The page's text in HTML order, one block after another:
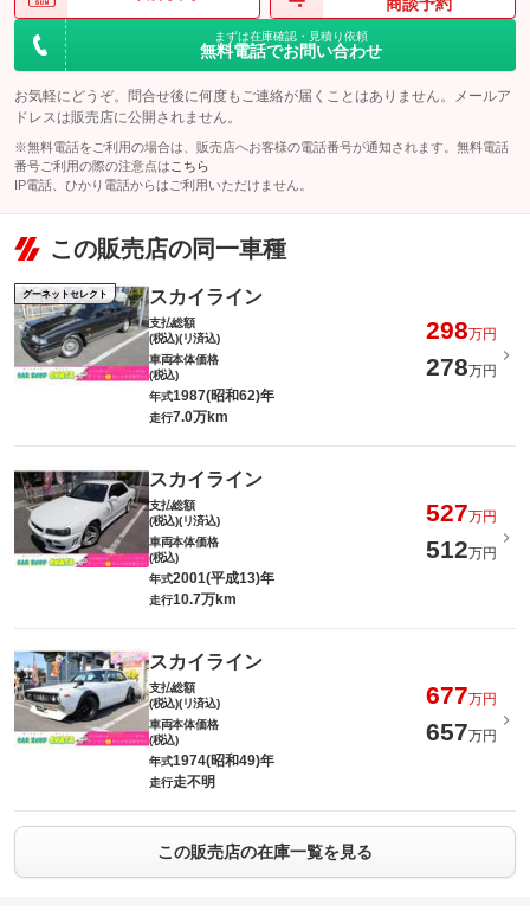
まずは在庫確認・見積り依頼
無料電話でお問い合わせ
お気軽にどうぞ。問合せ後に何度もご連絡が届くことはありません。メールア
ドレスは販売店に公開されません。
※無料電話をご利用の場合は、販売店へお客様の電話番号が通知されます。無料電話
番号ご利用の際の注意点は こちら
IP電話、ひかり電話からはご利用いただけません。
この販売店の同一車種
グーネットセレクト スカイライン
支払総額
(税込)(リ済込)
298万円
車両本体価格
(税込)
278万円
年式1987(昭和62)年
走行7.0万km
スカイライン
支払総額
(税込)(リ済込)
527万円
車両本体価格
(税込)
512万円
年式2001(平成13)年
走行10.7万km
スカイライン
支払総額
(税込)(リ済込)
677万円
車両本体価格
(税込)
657万円
年式1974(昭和49)年
走行走不明
この販売店の在庫一覧を見る